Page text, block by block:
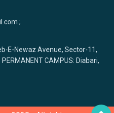
;
E-Newaz Avenue, Sector-11,
CAMPUS: Diabari,